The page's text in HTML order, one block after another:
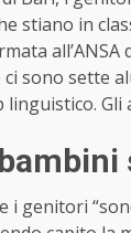
stiano in
sono sette
i genitori